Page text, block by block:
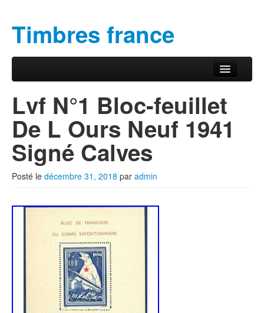
Timbres france
Menu principal
Lvf N°1 Bloc-feuillet
De L Ours Neuf 1941
Signé Calves
Posté le décembre 31, 2018 par admin